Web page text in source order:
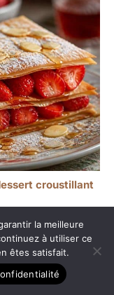
croustillant
la meilleure
à utiliser ce
êtes satisfait.